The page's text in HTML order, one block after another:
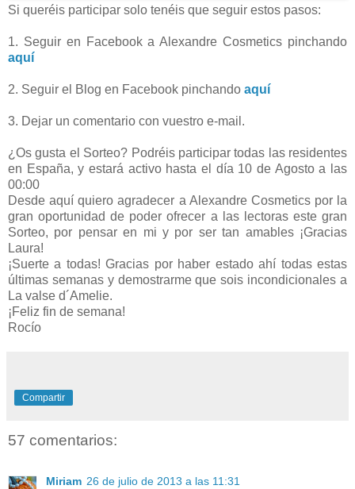
Si queréis participar solo tenéis que seguir estos pasos:
1. Seguir en Facebook a Alexandre Cosmetics pinchando
aquí
2. Seguir el Blog en Facebook pinchando aquí
3. Dejar un comentario con vuestro e-mail.
¿Os gusta el Sorteo? Podréis participar todas las residentes
en España, y estará activo hasta el día 10 de Agosto a las
00:00
Desde aquí quiero agradecer a Alexandre Cosmetics por la
gran oportunidad de poder ofrecer a las lectoras este gran
Sorteo, por pensar en mi y por ser tan amables ¡Gracias
Laura!
¡Suerte a todas! Gracias por haber estado ahí todas estas
últimas semanas y demostrarme que sois incondicionales a
La valse d´Amelie.
¡Feliz fin de semana!
Rocío
Compartir
57 comentarios:
Miriam 26 de julio de 2013 a las 11:31